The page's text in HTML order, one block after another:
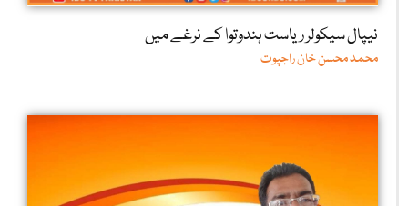
نیپال سیکولر ریاست ہندوتوا کے نرغے میں
محمد محسن خان راجپوت